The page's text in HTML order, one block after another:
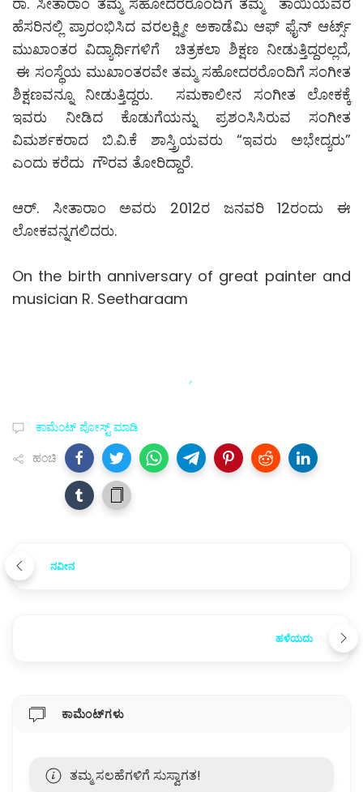
ಹೆಸರಿನಲ್ಲಿ ಪ್ರಾರಂಭಿಸಿದ ವರಲಕ್ಷ್ಮೀ ಅಕಾಡೆಮಿ ಆಫ್‌ ಫೈನ್‌ ಆರ್ಟ್ಸ್
ಮುಖಾಂತರ ವಿದ್ಯಾರ್ಥಿಗಳಿಗೆ ಚಿತ್ರಕಲಾ ಶಿಕ್ಷಣ ನೀಡುತ್ತಿದ್ದರಲ್ಲದೆ,
ಈ ಸಂಸ್ಥೆಯ ಮುಖಾಂತರವೇ ತಮ್ಮ ಸಹೋದರರೊಂದಿಗೆ ಸಂಗೀತ
ಶಿಕ್ಷಣವನ್ನೂ ನೀಡುತ್ತಿದ್ದರು. ಸಮಕಾಲೀನ ಸಂಗೀತ ಲೋಕಕ್ಕೆ
ಇವರು ನೀಡಿದ ಕೊಡುಗೆಯನ್ನು ಪ್ರಶಂಸಿಸಿರುವ ಸಂಗೀತ
ವಿಮರ್ಶಕರಾದ ಬಿ.ವಿ.ಕೆ ಶಾಸ್ತ್ರಿಯವರು “ಇವರು ಅಭೇದ್ಯರು”
ಎಂದು ಕರೆದು ಗೌರವ ತೋರಿದ್ದಾರೆ.
ಆರ್. ಸೀತಾರಾಂ ಅವರು 2012ರ ಜನವರಿ 12ರಂದು ಈ
ಲೋಕವನ್ನಗಲಿದರು.
On the birth anniversary of great painter and
musician R. Seetharaam
ಕಾಮೆಂಟ್‌‌ ಪೋಸ್ಟ್‌ ಮಾಡಿ
ಹಂಚಿ
ನವೀನ
ಹಳೆಯದು
ಕಾಮೆಂಟ್‌ಗಳು
ತಮ್ಮ ಸಲಹೆಗಳಿಗೆ ಸುಸ್ವಾಗತ!